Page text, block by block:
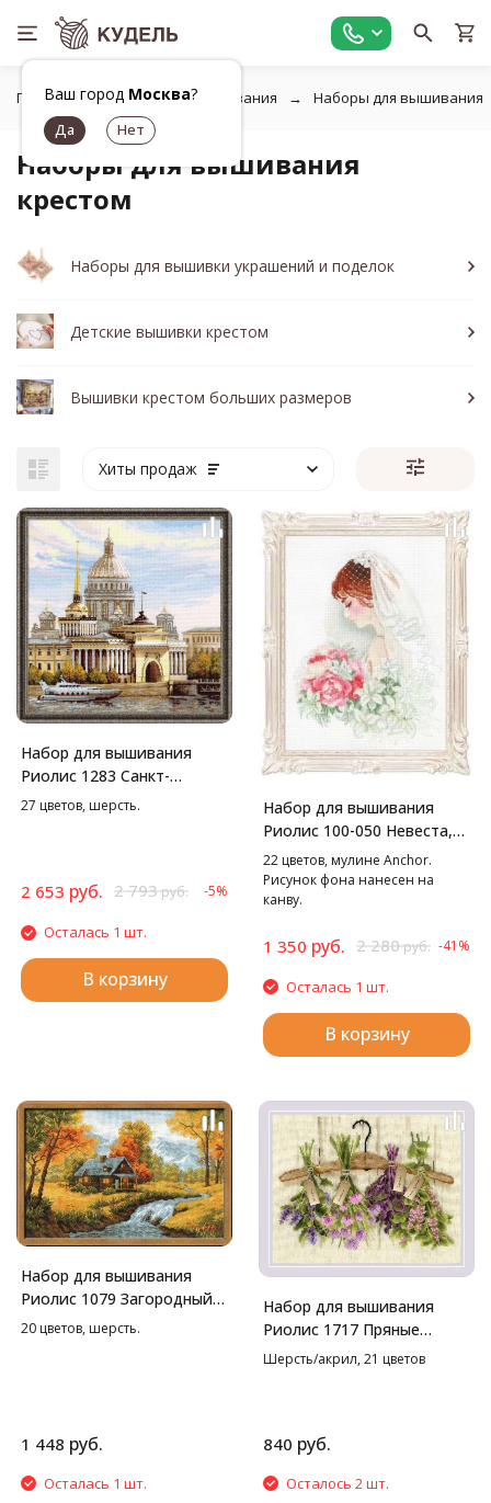
Ваш город Москва?
Главная Товары для вышивания Наборы для вышивания
Наборы для вышивания
крестом
Наборы для вышивки украшений и поделок
Детские вышивки крестом
Вышивки крестом больших размеров
Хиты продаж
Набор для вышивания
Риолис 1283 Санкт-
петербург.
27 цветов, шерсть.
2 653 руб. 2 793руб. -5%
Осталась 1 шт.
В корзину
Набор для вышивания
Риолис 100-050 Невеста,
30*40 см
22 цветов, мулине Anchor.
Рисунок фона нанесен на
канву.
1 350 руб. 2 280руб. -41%
Осталась 1 шт.
В корзину
Набор для вышивания
Риолис 1079 Загородный
пейзаж. Осень, 38*26 см
20 цветов, шерсть.
1 448 руб.
Осталась 1 шт.
Набор для вышивания
Риолис 1717 Пряные
травы, 30*24 см
Шерсть/акрил, 21 цветов
840 руб.
Осталось 2 шт.